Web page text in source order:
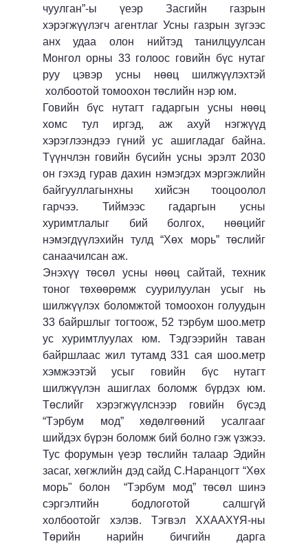
чуулган”-ы үеэр Засгийн газрын
хэрэгжүүлэгч агентлаг Усны газрын зүгээс
анх удаа олон нийтэд танилцуулсан
Монгол орны 33 голоос говийн бүс нутаг
руу цэвэр усны нөөц шилжүүлэхтэй
холбоотой томоохон төслийн нэр юм.
Говийн бүс нутагт гадаргын усны нөөц
хомс тул иргэд, аж ахуй нэгжүүд
хэрэглээндээ гүний ус ашигладаг байна.
Түүнчлэн говийн бүсийн усны эрэлт 2030
он гэхэд гурав дахин нэмэгдэх мэргэжлийн
байгууллагынхны хийсэн тооцоолол
гарчээ. Тиймээс гадаргын усны
хуримтлалыг бий болгох, нөөцийг
нэмэгдүүлэхийн тулд “Хөх морь” төслийг
санаачилсан аж.
Энэхүү төсөл усны нөөц сайтай, техник
тоног төхөөрөмж суурилуулан усыг нь
шилжүүлэх боломжтой томоохон голуудын
33 байршлыг тогтоож, 52 тэрбум шоо.метр
ус хуримтлуулах юм. Тэдгээрийн таван
байршлаас жил тутамд 331 сая шоо.метр
хэмжээтэй усыг говийн бүс нутагт
шилжүүлэн ашиглах боломж бүрдэх юм.
Төслийг хэрэгжүүлснээр говийн бүсэд
“Тэрбум мод” хөдөлгөөний усалгааг
шийдэх бүрэн боломж бий болно гэж үзжээ.
Тус форумын үеэр төслийн талаар Эдийн
засаг, хөгжлийн дэд сайд С.Наранцогт “Хөх
морь" болон “Тэрбум мод” төсөл шинэ
сэргэлтийн бодлоготой салшгүй
холбоотойг хэлэв. Тэгвэл ХХААХҮЯ-ны
Төрийн нарийн бичгийн дарга